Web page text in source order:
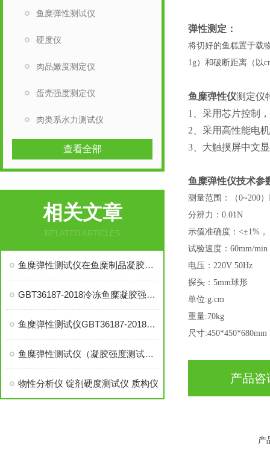
弹性测定：
将切好的鱼糕置于载
1g）和破断距离（以
鱼糜弹性仪测定仪
1、采用芯片控制
2、采用高性能电
3、大触摸屏中文
鱼糜弹性仪技术参
测量范围：（0~200
分辨力： 0.01N
示值准确度： <±1%，
试验速度： 60mm/
电压： 220V 50Hz
探头： 5mm球形
单位:g.cm
重量:70kg
尺寸:450*450*680mm
产品咨
产
鱼糜弹性测试仪
硬度仪
肉品嫩度测定仪
蛋壳强度测定仪
肉类系水力测试仪
查看全部
相关文章
RELATED ARTICLES
鱼糜弹性测试仪在鱼糜制品凝胶品质检测中的应用
GBT36187-2018冷冻鱼糜凝胶强度测定产品推荐
鱼糜弹性测试仪GBT36187-2018冷冻鱼糜凝胶强度测定
鱼糜弹性测试仪（凝胶强度测试仪）核心应用范围
物性分析仪 锭剂硬度测试仪 质构仪